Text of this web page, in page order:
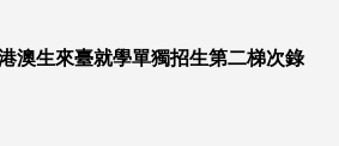
澳生來臺就學單獨招生第二梯次錄